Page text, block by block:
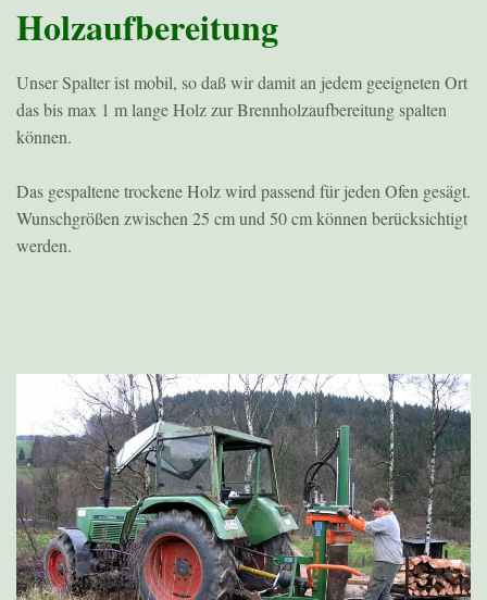
Holzaufbereitung
Unser Spalter ist mobil, so daß wir damit an jedem geeigneten Ort
das bis max 1 m lange Holz zur Brennholzaufbereitung spalten
können.
Das gespaltene trockene Holz wird passend für jeden Ofen gesägt.
Wunschgrößen zwischen 25 cm und 50 cm können berücksichtigt
werden.